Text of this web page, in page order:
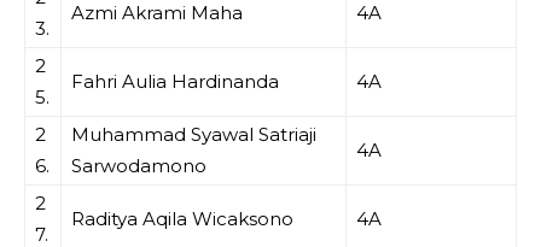
3.
Azmi Akrami Maha 4A
2
5.
Fahri Aulia Hardinanda 4A
2
6.
Muhammad Syawal Satriaji
Sarwodamono
4A
2
7.
Raditya Aqila Wicaksono 4A